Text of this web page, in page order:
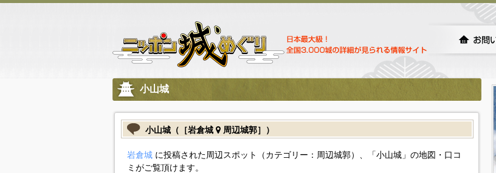
小山城
小山城（［岩倉城 周辺城郭］）
岩倉城に投稿された周辺スポット（カテゴリー：周辺城郭）、「小山城」の地図・口コ
ミがご覧頂けます。